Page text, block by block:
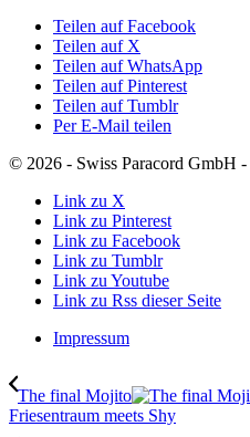
Teilen auf Facebook
Teilen auf X
Teilen auf WhatsApp
Teilen auf Pinterest
Teilen auf Tumblr
Per E-Mail teilen
© 2026 - Swiss Paracord GmbH -
Link zu X
Link zu Pinterest
Link zu Facebook
Link zu Tumblr
Link zu Youtube
Link zu Rss dieser Seite
Impressum
The final Mojito
Friesentraum meets Shy